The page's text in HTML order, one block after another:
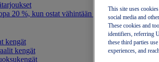
20 %, kun ostat vähintään 30 eurolla
kengät
kengät
This site uses
social media and
These cookies and
identifiers, referring
these third parties
experiences, and